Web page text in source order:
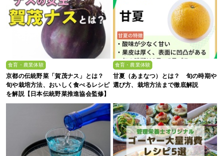
食育・農業体験
京都の伝統野菜「賀茂ナス」とは？
旬や栽培方法、おいしく食べるレシピ
を解説【日本伝統野菜推進協会監修】
食育・農業体験
甘夏（あまなつ）とは？ 旬の時期や
選び方、栽培方法まで徹底解説